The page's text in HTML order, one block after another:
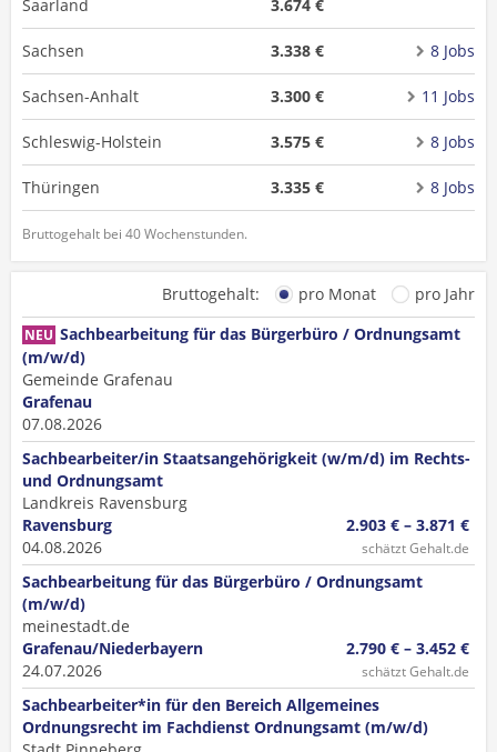
Saarland 3.674 €
Sachsen 3.338 € 8 Jobs
Sachsen-Anhalt 3.300 € 11 Jobs
Schleswig-Holstein 3.575 € 8 Jobs
Thüringen 3.335 € 8 Jobs
Bruttogehalt bei 40 Wochenstunden.
Bruttogehalt: pro Monat pro Jahr
NEU Sachbearbeitung für das Bürgerbüro / Ordnungsamt
(m/w/d)
Gemeinde Grafenau
Grafenau
07.08.2026
Sachbearbeiter/in Staatsangehörigkeit (w/m/d) im Rechts-
und Ordnungsamt
Landkreis Ravensburg
Ravensburg
04.08.2026
2.903 € – 3.871 €
schätzt Gehalt.de
Sachbearbeitung für das Bürgerbüro / Ordnungsamt
(m/w/d)
meinestadt.de
Grafenau/Niederbayern
24.07.2026
2.790 € – 3.452 €
schätzt Gehalt.de
Sachbearbeiter*in für den Bereich Allgemeines
Ordnungsrecht im Fachdienst Ordnungsamt (m/w/d)